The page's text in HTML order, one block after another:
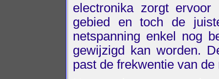
electronika zorgt
gebied en toch de
netspanning enkel nog
gewijzigd kan worden.
past de frekwentie van